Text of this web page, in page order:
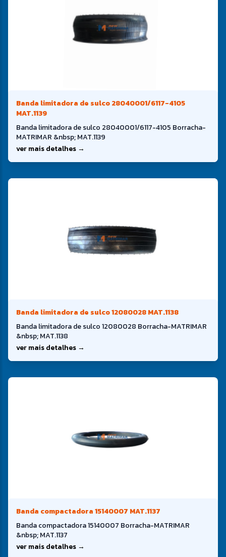
Banda limitadora de sulco 28040001/6117-4105
MAT.1139
Banda limitadora de sulco 28040001/6117-4105 Borracha-
MATRIMAR &nbsp; MAT.1139
ver mais detalhes →
Banda limitadora de sulco 12080028 MAT.1138
Banda limitadora de sulco 12080028 Borracha-MATRIMAR
&nbsp; MAT.1138
ver mais detalhes →
Banda compactadora 15140007 MAT.1137
Banda compactadora 15140007 Borracha-MATRIMAR
&nbsp; MAT.1137
ver mais detalhes →